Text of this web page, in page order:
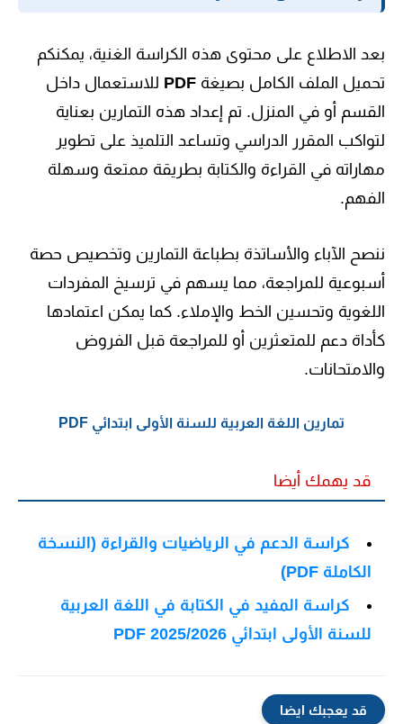
بعد الاطلاع على محتوى هذه الكراسة الغنية، يمكنكم
تحميل الملف الكامل بصيغة PDF للاستعمال داخل
القسم أو في المنزل. تم إعداد هذه التمارين بعناية
لتواكب المقرر الدراسي وتساعد التلميذ على تطوير
مهاراته في القراءة والكتابة بطريقة ممتعة وسهلة
الفهم.
ننصح الآباء والأساتذة بطباعة التمارين وتخصيص حصة
أسبوعية للمراجعة، مما يسهم في ترسيخ المفردات
اللغوية وتحسين الخط والإملاء. كما يمكن اعتمادها
كأداة دعم للمتعثرين أو للمراجعة قبل الفروض
والامتحانات.
تمارين اللغة العربية للسنة الأولى ابتدائي PDF
قد يهمك أيضا
كراسة الدعم في الرياضيات والقراءة (النسخة
الكاملة PDF)
كراسة المفيد في الكتابة في اللغة العربية
للسنة الأولى ابتدائي PDF 2025/2026
قد يعجبك ايضا